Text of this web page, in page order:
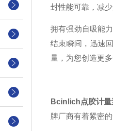
封性能可靠，减
拥有强劲自吸能
结束瞬间，迅速
量，为您创造更
Bcinlich点胶计量
牌厂商有着紧密